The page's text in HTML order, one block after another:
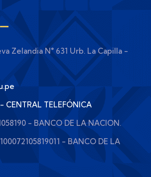
Zelandia N° 631 Urb. La Capilla -
CENTRAL TELEFÓNICA
- BANCO DE LA NACION.
- BANCO DE LA